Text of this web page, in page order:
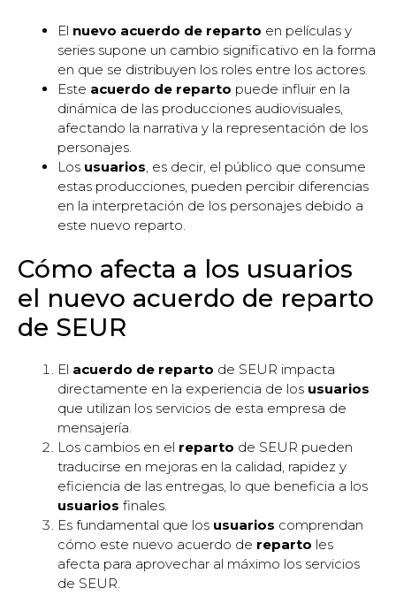
El nuevo acuerdo de reparto en películas y
series supone un cambio significativo en la forma
en que se distribuyen los roles entre los actores.
Este acuerdo de reparto puede influir en la
dinámica de las producciones audiovisuales,
afectando la narrativa y la representación de los
personajes.
Los usuarios , es decir, el público que consume
estas producciones, pueden percibir diferencias
en la interpretación de los personajes debido a
este nuevo reparto.
Cómo afecta a los usuarios
el nuevo acuerdo de reparto
de SEUR
El acuerdo de reparto de SEUR impacta
directamente en la experiencia de los usuarios
que utilizan los servicios de esta empresa de
mensajería.
Los cambios en el reparto de SEUR pueden
traducirse en mejoras en la calidad, rapidez y
eficiencia de las entregas, lo que beneficia a los
usuarios finales.
Es fundamental que los usuarios comprendan
cómo este nuevo acuerdo de reparto les
afecta para aprovechar al máximo los servicios
de SEUR.